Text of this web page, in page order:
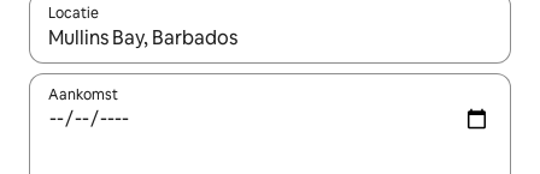
Locatie
Wanneer er suggesties beschikbaar zijn, maak je een keuze
Aankomst